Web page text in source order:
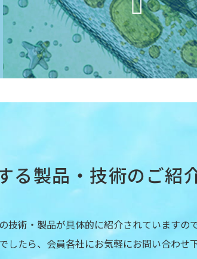
る製品・技術のご紹
技術・製品が具体的に紹介されていますの
したら、会員各社にお気軽にお問い合わせ下